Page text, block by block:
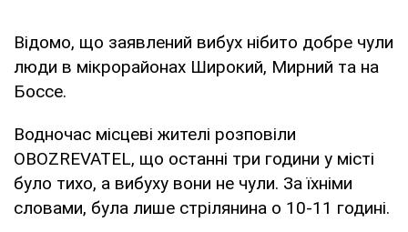
Відомо, що заявлений вибух нібито добре чули
люди в мікрорайонах Широкий, Мирний та на
Боссе.
Водночас місцеві жителі розповіли
OBOZREVATEL, що останні три години у місті
було тихо, а вибуху вони не чули. За їхніми
словами, була лише стрілянина о 10-11 годині.